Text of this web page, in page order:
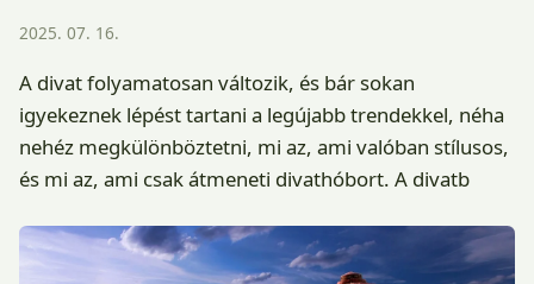
2025. 07. 16.
A divat folyamatosan változik, és bár sokan
igyekeznek lépést tartani a legújabb trendekkel, néha
nehéz megkülönböztetni, mi az, ami valóban stílusos,
és mi az, ami csak átmeneti divathóbort. A divatb